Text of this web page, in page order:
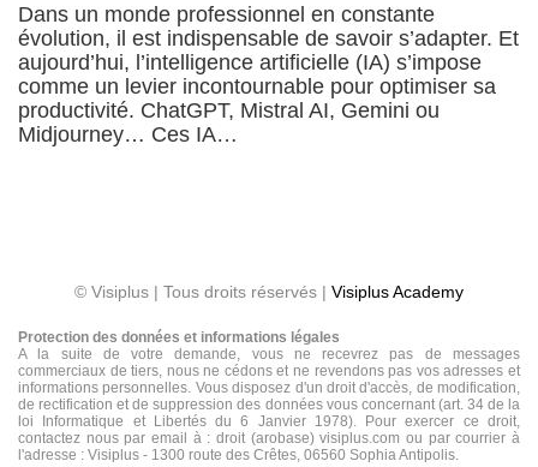
Dans un monde professionnel en constante
évolution, il est indispensable de savoir s’adapter. Et
aujourd’hui, l’intelligence artificielle (IA) s’impose
comme un levier incontournable pour optimiser sa
productivité. ChatGPT, Mistral AI, Gemini ou
Midjourney… Ces IA…
© Visiplus | Tous droits réservés | Visiplus Academy
Protection des données et informations légales
A la suite de votre demande, vous ne recevrez pas de messages
commerciaux de tiers, nous ne cédons et ne revendons pas vos adresses et
informations personnelles. Vous disposez d'un droit d'accès, de modification,
de rectification et de suppression des données vous concernant (art. 34 de la
loi Informatique et Libertés du 6 Janvier 1978). Pour exercer ce droit,
contactez nous par email à : droit (arobase) visiplus.com ou par courrier à
l'adresse : Visiplus - 1300 route des Crêtes, 06560 Sophia Antipolis.